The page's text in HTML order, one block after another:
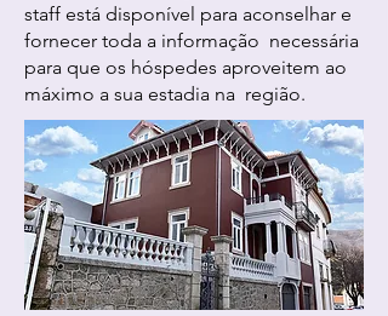
staff está disponível para aconselhar e
fornecer toda a informação necessária
para que os hóspedes aproveitem ao
máximo a sua estadia na região.